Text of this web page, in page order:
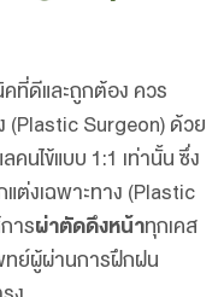
ที่ดีและถูกต้อง ควร
(Plastic Surgeon) ด้วย
ไข้แบบ 1:1 เท่านั้น ซึ่ง
ต่งเฉพาะทาง (Plastic
ารผ่าตัดดึงหน้าทุกเคส
ทย์ผู้ผ่านการฝึกฝน